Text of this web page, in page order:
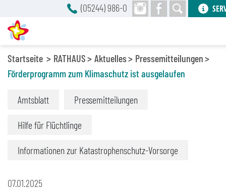
Startseite RATHAUS Aktuelles
Pressemitteilungen
Förderprogramm zum Klimaschutz ist ausgelaufen
Amtsblatt Pressemitteilungen
Hilfe für Flüchtlinge
Informationen zur Katastrophenschutz-Vorsorge
07.01.2025
(05244) 986-0